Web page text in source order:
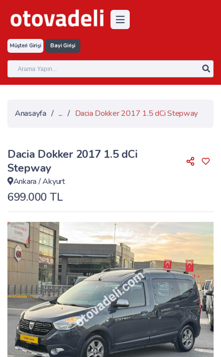
Müşteri Girişi Bayi Girişi
Anasayfa / ... / Dacia Dokker 2017 1.5 dCi Stepway
Dacia Dokker 2017 1.5 dCi
Stepway
Ankara/Akyurt
699.000 TL